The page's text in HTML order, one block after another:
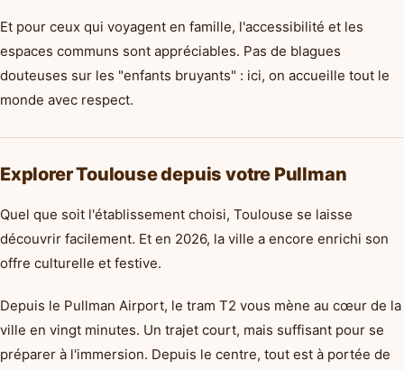
Et pour ceux qui voyagent en famille, l'accessibilité et les
espaces communs sont appréciables. Pas de blagues
douteuses sur les "enfants bruyants" : ici, on accueille tout le
monde avec respect.
Explorer Toulouse depuis votre Pullman
Quel que soit l'établissement choisi, Toulouse se laisse
découvrir facilement. Et en 2026, la ville a encore enrichi son
offre culturelle et festive.
Depuis le Pullman Airport, le tram T2 vous mène au cœur de la
ville en vingt minutes. Un trajet court, mais suffisant pour se
préparer à l'immersion. Depuis le centre, tout est à portée de